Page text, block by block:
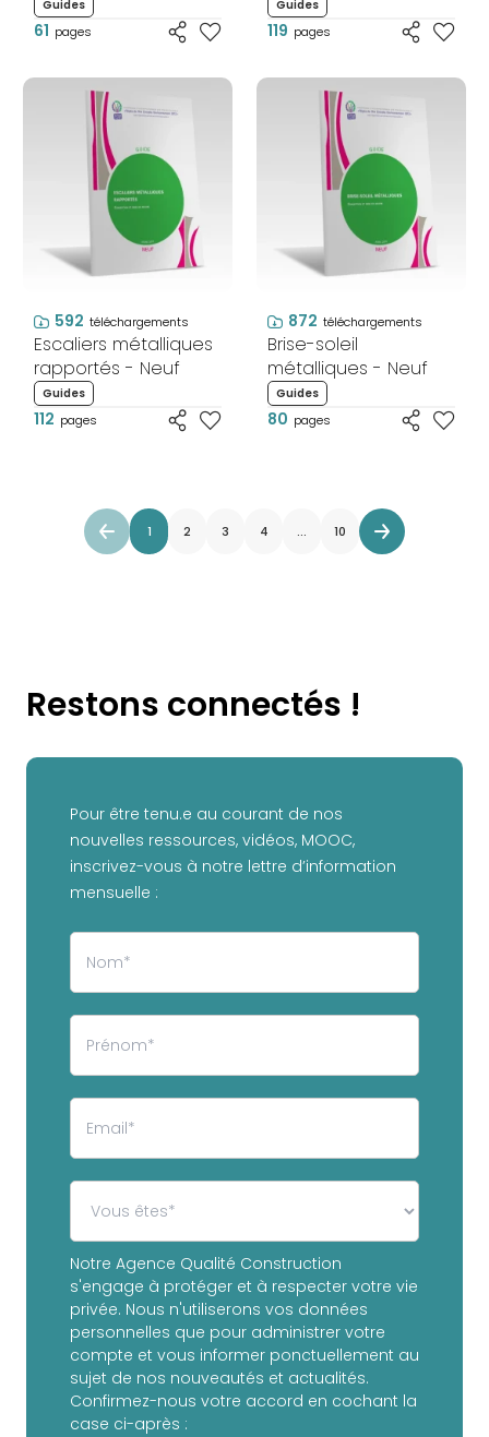
Guides
61 pages
Guides
119 pages
592 téléchargements
Escaliers métalliques
rapportés - Neuf
Guides
112 pages
872 téléchargements
Brise-soleil
métalliques - Neuf
Guides
80 pages
1 2 3 4 ... 10
Restons connectés !
Pour être tenu.e au courant de nos
nouvelles ressources, vidéos, MOOC,
inscrivez-vous à notre lettre d’information
mensuelle :
Notre Agence Qualité Construction
s'engage à protéger et à respecter votre vie
privée. Nous n'utiliserons vos données
personnelles que pour administrer votre
compte et vous informer ponctuellement au
sujet de nos nouveautés et actualités.
Confirmez-nous votre accord en cochant la
case ci-après :